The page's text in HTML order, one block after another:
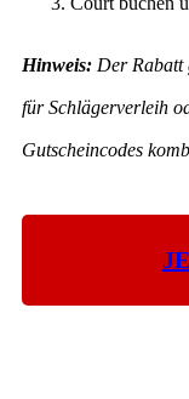
Hinweis: Der Rabatt
für Schlägerverleih
Gutscheincodes